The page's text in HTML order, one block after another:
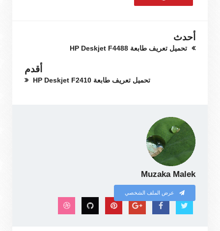
أحدث
تحميل تعريف طابعة HP Deskjet F4488
أقدم
تحميل تعريف طابعة HP Deskjet F2410
Muzaka Malek
عرض الملف الشخصي